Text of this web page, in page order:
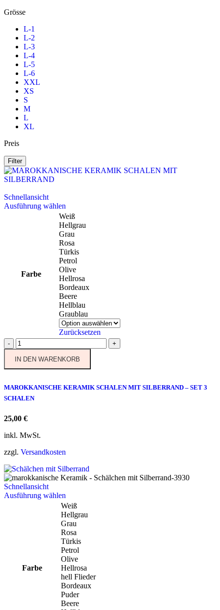
Grösse
L-1
L-2
L-3
L-4
L-5
L-6
XXL
XS
S
M
L
XL
Preis
Filter
Schnellansicht
Ausführung wählen
Produkt
weist
mehrere
Varianten
auf.
Die
Optionen
können
auf
der
Produktseite
gewählt
werden
Farbe
Weiß
Hellgrau
Grau
Rosa
Türkis
Petrol
Olive
Hellrosa
Bordeaux
Beere
Hellblau
Graublau
Zurücksetzen
-
MAROKKANISCHE
KERAMIK
SCHALEN
MIT
-
SET
Menge
+
IN DEN WARENKORB
MAROKKANISCHE KERAMIK SCHALEN MIT SILBERRAND – SET 3
SCHALEN
25,00 €
inkl. MwSt.
zzgl. Versandkosten
Schnellansicht
Ausführung wählen
Produkt
weist
mehrere
Varianten
auf.
Die
Optionen
können
auf
der
Produktseite
gewählt
Farbe
Weiß
Hellgrau
Grau
Rosa
Türkis
Petrol
Olive
Hellrosa
hell Flieder
Bordeaux
Puder
Beere